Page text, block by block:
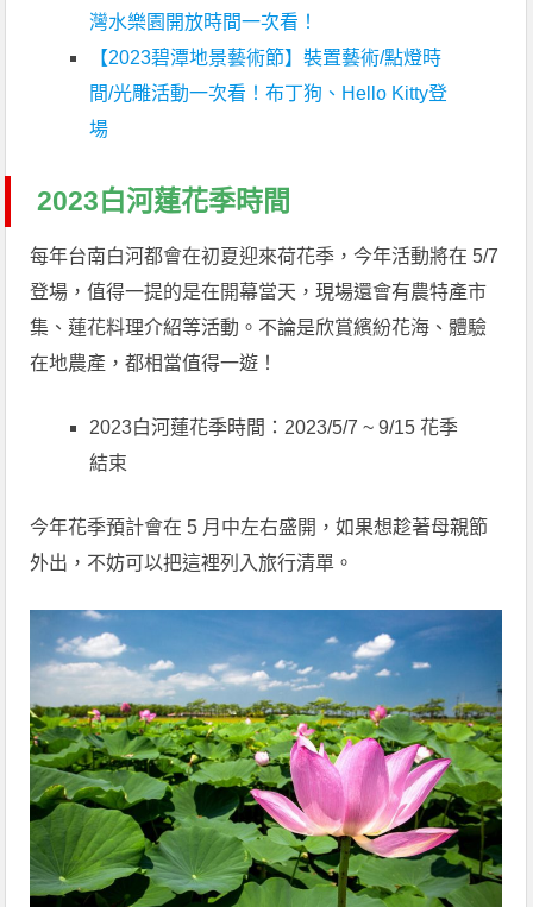
灣水樂園開放時間一次看！
【2023碧潭地景藝術節】裝置藝術/點燈時
間/光雕活動一次看！布丁狗、Hello Kitty登
場
2023白河蓮花季時間
每年台南白河都會在初夏迎來荷花季，今年活動將在 5/7
登場，值得一提的是在開幕當天，現場還會有農特產市
集、蓮花料理介紹等活動。不論是欣賞繽紛花海、體驗
在地農產，都相當值得一遊！
2023白河蓮花季時間：2023/5/7 ~ 9/15 花季
結束
今年花季預計會在 5 月中左右盛開，如果想趁著母親節
外出，不妨可以把這裡列入旅行清單。